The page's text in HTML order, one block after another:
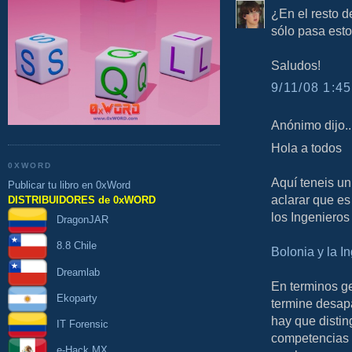
0XWORD
Publicar tu libro en 0xWord
DISTRIBUIDORES de 0xWORD
DragonJAR
8.8 Chile
Dreamlab
Ekoparty
IT Forensic
¿En el resto
sólo pasa
Saludos!
9/11/08
Anónimo
Hola a todos
Aquí teneis
aclarar que
los
Bolonia y la
En terminos
termine
hay que